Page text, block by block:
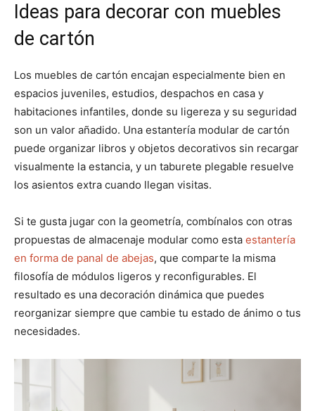
Ideas para decorar con muebles
de cartón
Los muebles de cartón encajan especialmente bien en
espacios juveniles, estudios, despachos en casa y
habitaciones infantiles, donde su ligereza y su seguridad
son un valor añadido. Una estantería modular de cartón
puede organizar libros y objetos decorativos sin recargar
visualmente la estancia, y un taburete plegable resuelve
los asientos extra cuando llegan visitas.
Si te gusta jugar con la geometría, combínalos con otras
propuestas de almacenaje modular como esta estantería
en forma de panal de abejas, que comparte la misma
filosofía de módulos ligeros y reconfigurables. El
resultado es una decoración dinámica que puedes
reorganizar siempre que cambie tu estado de ánimo o tus
necesidades.